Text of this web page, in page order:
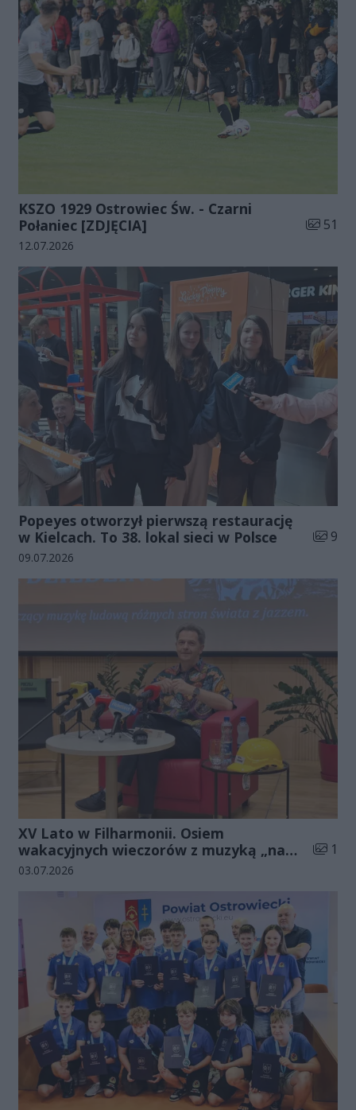
KSZO 1929 Ostrowiec Św. - Czarni
Połaniec [ZDJĘCIA]
Liczba
51
Data dodania galerii:
12.07.2026
Popeyes otworzył pierwszą restaurację
w Kielcach. To 38. lokal sieci w Polsce
Liczba
9
Data dodania galerii:
09.07.2026
XV Lato w Filharmonii. Osiem
wakacyjnych wieczorów z muzyką „na
luzie”
Liczba
1
Data dodania galerii:
03.07.2026